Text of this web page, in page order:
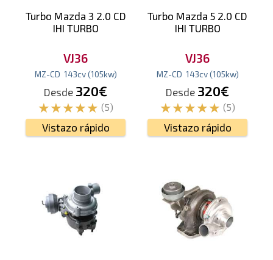
Turbo Mazda 3 2.0 CD
IHI TURBO
VJ36
MZ-CD 143cv (105kw)
Desde 320€
(5)
Vistazo rápido
Turbo Mazda 5 2.0 CD
IHI TURBO
VJ36
MZ-CD 143cv (105kw)
Desde 320€
(5)
Vistazo rápido